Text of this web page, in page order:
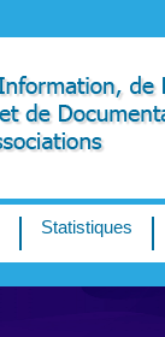
Statistiques